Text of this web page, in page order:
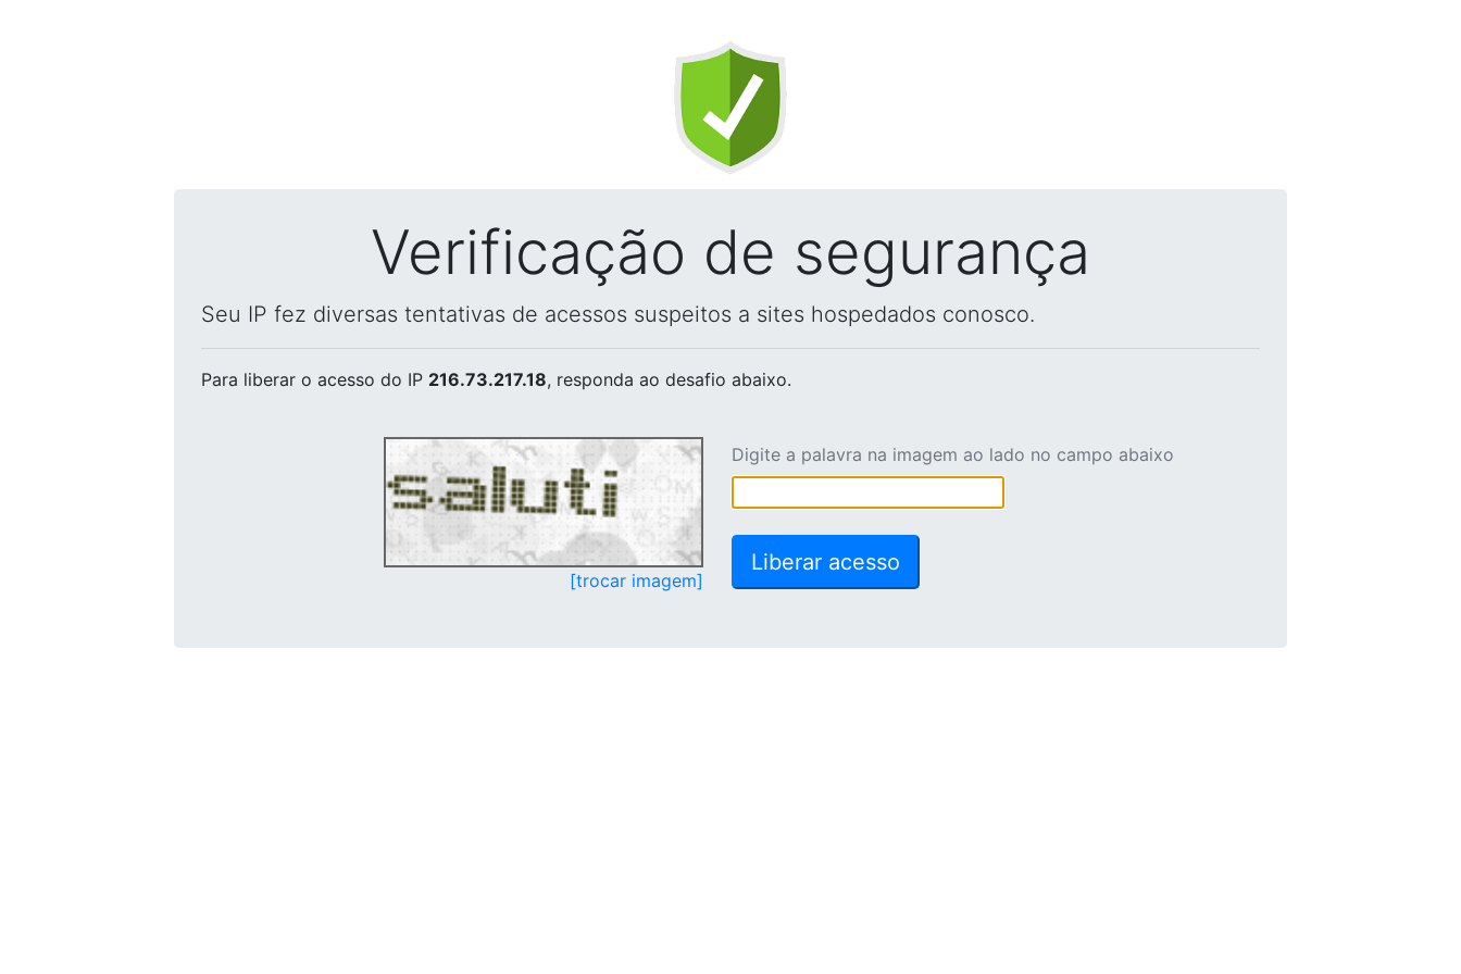
Verificação de segurança
Seu IP fez diversas tentativas de acessos suspeitos a sites hospedados conosco.
Para liberar o acesso do IP 216.73.217.18, responda ao desafio abaixo.
[trocar imagem]
Digite a palavra na imagem ao lado no campo abaixo